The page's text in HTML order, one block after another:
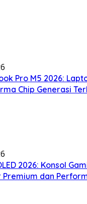
Pro M5 2026:
Chip Generasi
2026: Konsol
Premium dan